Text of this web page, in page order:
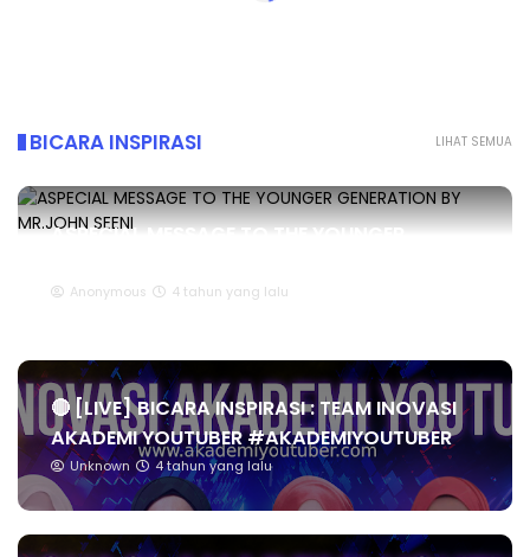
LIHAT SEMUA
BICARA INSPIRASI
ASPECIAL MESSAGE TO THE YOUNGER
Anonymous 4 tahun yang lalu
🔴 [LIVE] BICARA INSPIRASI : TEAM INOVASI
AKADEMI YOUTUBER #AKADEMIYOUTUBER
Unknown 4 tahun yang lalu